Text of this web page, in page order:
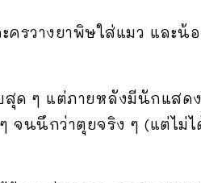
ครวางยาพิษใส่แมว และน้
ด ๆ แต่ภายหลังมีนักแสด
จนนึกว่าตุยจริง ๆ (แต่ไม่